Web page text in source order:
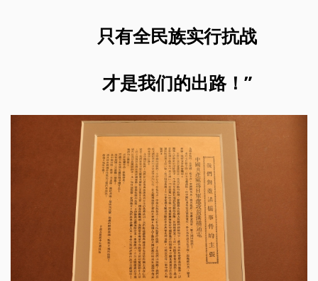
只有全民族实行抗战
才是我们的出路！”